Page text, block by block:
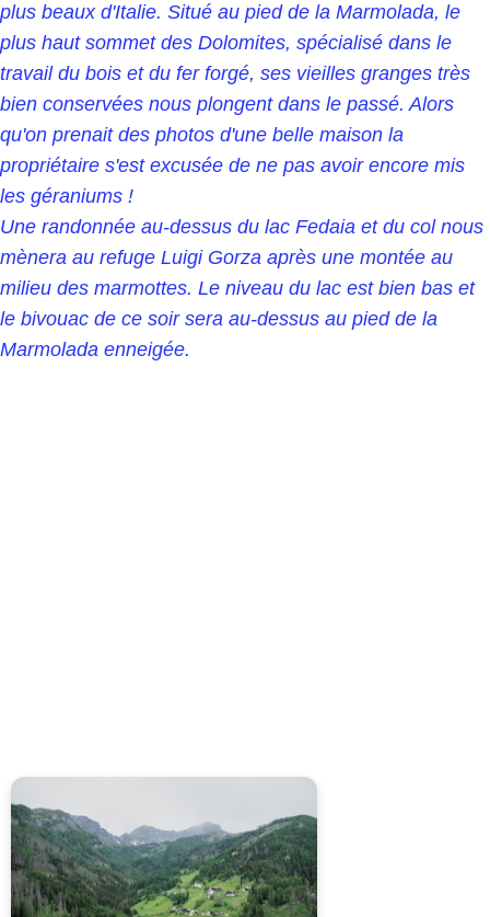
plus beaux d'Italie. Situé au pied de la Marmolada, le
plus haut sommet des Dolomites, spécialisé dans le
travail du bois et du fer forgé, ses vieilles granges très
bien conservées nous plongent dans le passé. Alors
qu'on prenait des photos d'une belle maison la
propriétaire s'est excusée de ne pas avoir encore mis
les géraniums !
Une randonnée au-dessus du lac Fedaia et du col nous
mènera au refuge Luigi Gorza après une montée au
milieu des marmottes. Le niveau du lac est bien bas et
le bivouac de ce soir sera au-dessus au pied de la
Marmolada enneigée.